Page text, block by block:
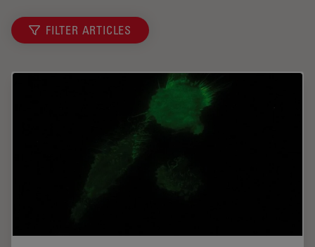
FILTER ARTICLES